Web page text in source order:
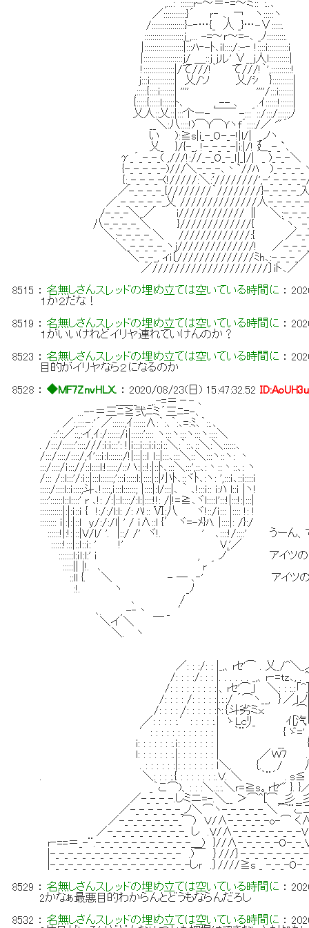
,...:´::::::r-～＝‐=～ミ::｀:..､
／:::::::::::}´ ｒ‐ ､, ￢ ヽ:::::ヽ
/::::::::::::::::}-‐…{_ 人 _}…-∨:::::.
:::::::::::::::::::j_,... -=～ｒ～=-､ _ﾉ:::::::::.
|:::::::::::::::::::|:::ﾊ‐-ﾄ､il::::/:-‐ !::::i::::::::::i
|:::::::::::::::::::j/ ＿::j jル' ∨__j人l::::::::::|
!:::::::::::::::|/て///!｀ て///!｀',::::::::::!
ｊ:::i::::::::::::| 乂/ソ 乂/ｼ }::::::::::|
,:::::{::::i:::::::| '''' ''''/:::i:::::::|
{:::::{:::::l::::::ﾄ､ , -- ､ .ｲ::::::!::::::|
乂人::乂::|:::个ー- ￣￣ -:::´::/:::/:::::;ﾉ １、
__＼:八::::!)⌒Y⌒Yヽf´::::/／ '"´
い ):≧s|i_-_O-_-!|l/| _ノヽ ２、目
乂_ }/{-_, !-_-_-_-|i:|/! 廴_-_`､
γ_´_-_-_( ,///!://_-_O_-_ｌ|_|/| _ )_-_-＼ ３、
{-_-_-_-_-)///＼-_-_-､丶`//ﾊ )_-_-_-_
{:_-_-_-_-(!/////:＼:'////////',-'_-_-_-_-/ ４、残
／-_-_-_-_{////////｀////////}-_-_-_-_
／_-_-_-_-_-_乂 //////////////人-_-_-_-_-:
/-_-_-＼_／ i//////////// ∥ ＼:-_-_-_-
八-_-_-_-_＼ }/////////////{ ｀ヽ、-_-
＼:-_-_-_-_＼ /////////////:{ ／-_-_-
＼_-_-_-_-_ヽj//////////////! ／-_-_-_
＼-_-_, ィi〔//////////////ﾐh､:-_-_-_
／/////////////////////〕iト､／
8515 ：名無しさんスレッドの埋め立ては空いている時間に ：
１か２だな！
8519 ：名無しさんスレッドの埋め立ては空いている時間に ：
１がいいけれどイリヤ連れていけんのか？
8523 ：名無しさんスレッドの埋め立ては空いている時間に ：
目的がイリヤなら２になるのか
8528 ：◆MF7ZnvHLX. ：2020/08/23(日) 15:47:32.52
_＿__ _,.-=＝－- ､
...-‐＝三ﾆ≧弐ﾆミ´三ﾆ=-､
／:,::::‐:'´／::::::,ｲ::::::∧:｀:､｀:､=:ﾐ､｀::.､
.::'::／::,:イ,ｲ:/::::::/ｉ|::::::':::: ヽ:::ヽ:::ヽ:::ヽ::::＼
. /:::/::::::'::::///:ｉ:ｉ:::': !|ｉ:::ｉ:::ｉ:ｉ::ｉ::＼:｀::､::＼:＼::::::､
/:::/::::/::::/,ｲ':::ｉ:l:::::::/!|:::|::ｌ ｌ::|:::､:::＼::＼:::ヽ::ヽ: 丶
:::/::::/ｉ::://::l::::l:!:::::/::ハ:|::!:|::ﾄ､:::＼:::',::､:丶::丶::､: ヽ
/::: /::l:::'/:ｉ::|:::l::::::;':::ｉ:::::l:|::::|::|小ﾄ､::ヾﾄ､:ヽ: ',:::ｉ､::ｉ::::ｉ
:::::/::::l::ｉ::::;斗､!::::,ｉ:::l::::::; |::::|:l/:::|､ ｀ ､!:::ｉ:: ｉ:ﾊ l::ｉ |ヽ!
::::'::::::l::l::::' r ､!: /:|::l::::/:l:|::::!!: /|!=≧､ヾl::::ｌ':::!|:::!:|:::|
:::::::::::|:|:ｉ::ｉ { !:/:/l:l: /: ﾊ!:: Ⅵ:八 ヾ!::/ｉ::: |:::: !: !
:::::::: ｉ|:|:|::l y/:/:/l| ' / ｉ∧::l {′ ヾ=-ﾒ}ﾊ. |::::|: /}:/
::::::!|:!:|::|V/l/ '. |::/ /' ヾ!. ' ､::::!/::::' うーん、でも
::::::!:::|::ｌ::ｉ: ' !' V,'／
:::::::l:ｉｌ:l:' ｉ , ノ´ アイツの目的次第
:::::|| |!. ､ r ´
::ll {. ＼ - ― ､‐' アイツの能力がわから
:!. ヽ _ﾉ
､ /
､. , -‐丶 _ ′
＼イ ＼ ￣
＼. ヽ
／: : :/: : |_,、rｾ'⌒ . 乂_/^＼_
/: : : :/: : : |. . . . . . _,、r‐=tz､, .
/: : : : : : : : :|、rｾ'⌒」 ＼: : :.:「^]ミｘ
/: : : : /: : : : :|.:.:/ ´⌒ヽ__, ｝／」ノ|:
/: : : : /: : : : : :ﾄ:｛斗劣ミx. ´⌒|:
／: : : : :.′: : : : :.| ゝLcﾘ_ ｲ[汽「/
′: : : : : : : : : : : : | ｀¨´ { ゞ=' ; |:
i: : : : : : :.ｉ: : : : : : : | __ { |:
l: : : : : : :.|: : : : : : : | ／Ｗ7 .; |:
. : : : : : :|: : : : : : : ｌ＼. ｛. / 八.ｌ: : i :
. ＼: : : :.{ : : : : : : :.Ｖ. ＼ ｀¨´ . s≦
_｀こ⌒)、: : :＼.:.:.＼ｒ=≧s。rｾ'" }. }／: :/: :./
／-_-_-_-.しミニ=-.＼__ ＞⌒^[⌒__彡__彡
／-_-_-_-_-_-_ノ＼⌒ヽ-_-_-_-_-_＼⌒¨こ二´_
／-_-_-_-_-_-_-_⌒) Ｖ/∧-_-_-_-_-o-⌒ く∧
／-_-_-_-_-_-_-_-_-_ し .V/∧-_-_-_-_-_-_-_-
r‐==＝_-¨.-_-_-_-_-_-_-_-_-_-_-＿) }//∧-_-_-_-_-O-_-
|-_-_-_-_-_-_-_-_-_-_-_-_-_-_- .)￣ ｝///｝-_-_-_-_-_-_-
|-_-_-_-_-_-_-_-_-_-_-_-_-_-_-_-しｒ .｝////≧s _ -_-_-O-
8529 ：名無しさんスレッドの埋め立ては空いている時間に ：
2かなぁ最悪目的わからんとどうもならんだろし
8532 ：名無しさんスレッドの埋め立ては空いている時間に ：